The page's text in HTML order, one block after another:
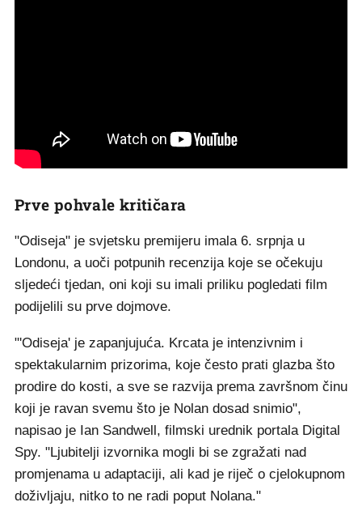
Prve pohvale kritičara
"Odiseja" je svjetsku premijeru imala 6. srpnja u
Londonu, a uoči potpunih recenzija koje se očekuju
sljedeći tjedan, oni koji su imali priliku pogledati film
podijelili su prve dojmove.
"'Odiseja' je zapanjujuća. Krcata je intenzivnim i
spektakularnim prizorima, koje često prati glazba što
prodire do kosti, a sve se razvija prema završnom činu
koji je ravan svemu što je Nolan dosad snimio",
napisao je Ian Sandwell, filmski urednik portala Digital
Spy. "Ljubitelji izvornika mogli bi se zgražati nad
promjenama u adaptaciji, ali kad je riječ o cjelokupnom
doživljaju, nitko to ne radi poput Nolana."